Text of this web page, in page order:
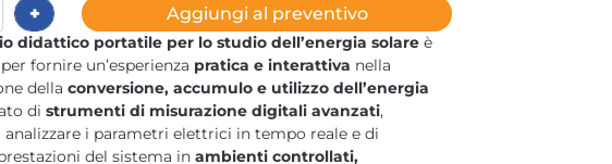
Aggiungi al preventivo
didattico portatile per lo studio dell’energia solare è
fornire un’esperienza pratica e interattiva nella
della conversione, accumulo e utilizzo dell’energia
di strumenti di misurazione digitali avanzati,
analizzare i parametri elettrici in tempo reale e di
del sistema in ambienti controllati,